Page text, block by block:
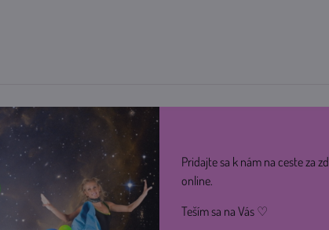
Pridajte sa k nám na ceste za
online.
Teším sa na Vás ♡